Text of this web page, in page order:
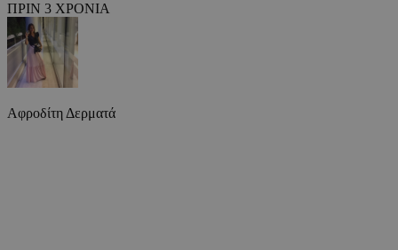
ΠΡΙΝ 3 ΧΡΟΝΙΑ
Αφροδίτη Δερματά